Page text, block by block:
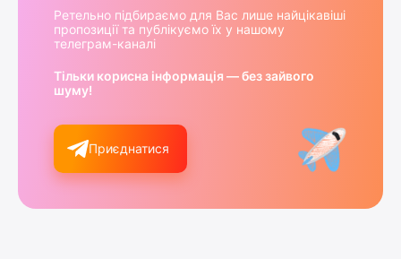
Ретельно підбираємо для Вас лише найцікавіші
пропозиції та публікуємо їх у нашому
телеграм-каналі
Тільки корисна інформація — без зайвого
шуму!
Приєднатися